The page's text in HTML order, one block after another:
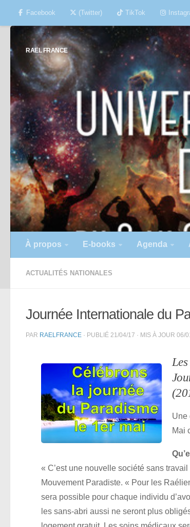
Skip to content
Facebook (Twitter) TikTok
RAËL FRANCE
À propos E-books Agenda
ACTUALITÉS NATIONALES
Journée Internationale du
PAR RAELFRANCE · PUBLIÉ 21/04/17 · MIS À JOUR 06/
Une
Mai
« C’est une nouvelle société sans
Mouvement Paradiste. « Pour les
sera possible pour chaque individu
les sans-abri aussi ne seront plus